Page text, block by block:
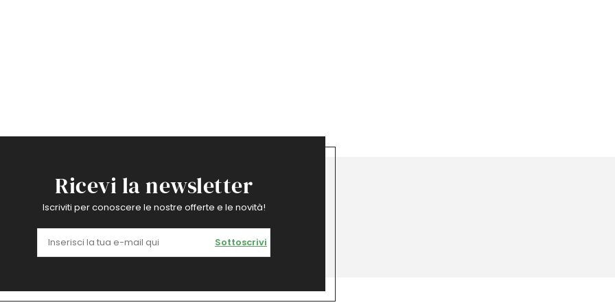
Ricevi la newsletter
Iscriviti per conoscere le nostre offerte e le novità!
Sottoscrivi